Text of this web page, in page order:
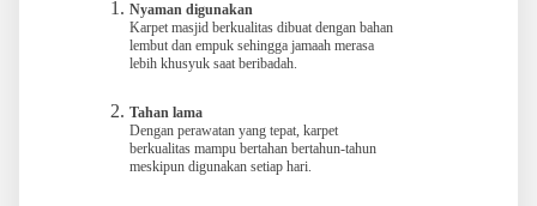
Nyaman digunakan
Karpet masjid berkualitas dibuat dengan bahan
lembut dan empuk sehingga jamaah merasa
lebih khusyuk saat beribadah.
Tahan lama
Dengan perawatan yang tepat, karpet
berkualitas mampu bertahan bertahun-tahun
meskipun digunakan setiap hari.